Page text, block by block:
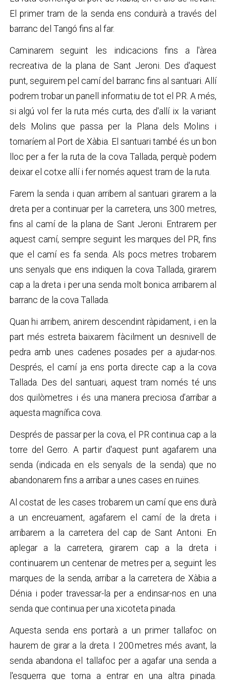
El primer tram de la senda ens conduirà a través del
barranc del Tangó fins al far.
Caminarem seguint les indicacions fins a l'àrea
recreativa de la plana de Sant Jeroni. Des d'aquest
punt, seguirem pel camí del barranc fins al santuari. Allí
podrem trobar un panell informatiu de tot el PR. A més,
si algú vol fer la ruta més curta, des d'allí ix la variant
dels Molins que passa per la Plana dels Molins i
tornaríem al Port de Xàbia. El santuari també és un bon
lloc per a fer la ruta de la cova Tallada, perquè podem
deixar el cotxe allí i fer només aquest tram de la ruta.
Farem la senda i quan arribem al santuari girarem a la
dreta per a continuar per la carretera, uns 300 metres,
fins al camí de la plana de Sant Jeroni. Entrarem per
aquest camí, sempre seguint les marques del PR, fins
que el camí es fa senda. Als pocs metres trobarem
uns senyals que ens indiquen la cova Tallada, girarem
cap a la dreta i per una senda molt bonica arribarem al
barranc de la cova Tallada.
Quan hi arribem, anirem descendint ràpidament, i en la
part més estreta baixarem fàcilment un desnivell de
pedra amb unes cadenes posades per a ajudar-nos.
Després, el camí ja ens porta directe cap a la cova
Tallada. Des del santuari, aquest tram només té uns
dos quilòmetres i és una manera preciosa d’arribar a
aquesta magnífica cova.
Després de passar per la cova, el PR continua cap a la
torre del Gerro. A partir d'aquest punt agafarem una
senda (indicada en els senyals de la senda) que no
abandonarem fins a arribar a unes cases en ruïnes.
Al costat de les cases trobarem un camí que ens durà
a un encreuament, agafarem el camí de la dreta i
arribarem a la carretera del cap de Sant Antoni. En
aplegar a la carretera, girarem cap a la dreta i
continuarem un centenar de metres per a, seguint les
marques de la senda, arribar a la carretera de Xàbia a
Dénia i poder travessar-la per a endinsar-nos en una
senda que continua per una xicoteta pinada.
Aquesta senda ens portarà a un primer tallafoc on
haurem de girar a la dreta. I 200 metres més avant, la
senda abandona el tallafoc per a agafar una senda a
l'esquerra que torna a entrar en una altra pinada.